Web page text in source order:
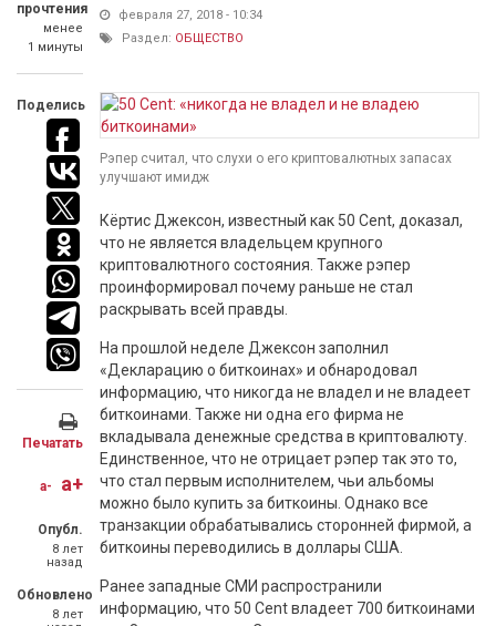
прочтения
менее
1 минуты
Поделись
Печатать
a- a+
Опубл.
8 лет
назад
Обновлено
8 лет
февраля 27, 2018 - 10:34
Раздел: ОБЩЕСТВО
Рэпер считал, что слухи о его криптовалютных запасах
улучшают имидж
Кёртис Джексон, известный как 50 Cent, доказал,
что не является владельцем крупного
криптовалютного состояния. Также рэпер
проинформировал почему раньше не стал
раскрывать всей правды.
На прошлой неделе Джексон заполнил
«Декларацию о биткоинах» и обнародовал
информацию, что никогда не владел и не владеет
биткоинами. Также ни одна его фирма не
вкладывала денежные средства в криптовалюту.
Единственное, что не отрицает рэпер так это то,
что стал первым исполнителем, чьи альбомы
можно было купить за биткоины. Однако все
транзакции обрабатывались сторонней фирмой, а
биткоины переводились в доллары США.
Ранее западные СМИ распространили
информацию, что 50 Cent владеет 700 биткоинами